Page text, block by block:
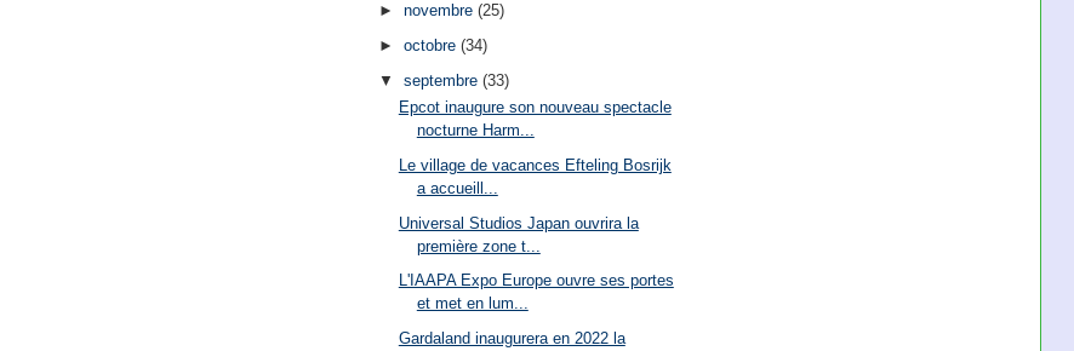
► novembre (25)
► octobre (34)
▼ septembre (33)
Epcot inaugure son nouveau spectacle
nocturne Harm...
Le village de vacances Efteling Bosrijk
a accueill...
Universal Studios Japan ouvrira la
première zone t...
L'IAAPA Expo Europe ouvre ses portes
et met en lum...
Gardaland inaugurera en 2022 la